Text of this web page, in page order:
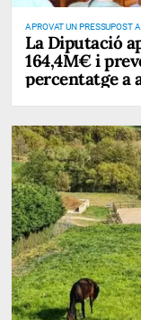
APROVAT UN PRESSUPOST
La Diputació
164,4M€ i preveu destinar un fort
percentatge a